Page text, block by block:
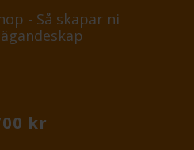
- Så skapar ni
kr